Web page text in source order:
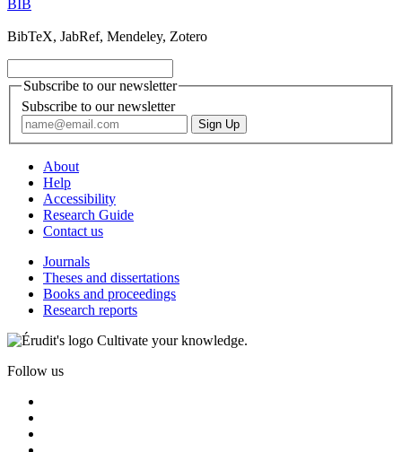
BIB
BibTeX, JabRef, Mendeley, Zotero
Subscribe to our newsletter
Subscribe to our newsletter
About
Help
Accessibility
Research Guide
Contact us
Journals
Theses and dissertations
Books and proceedings
Research reports
Cultivate your knowledge.
Follow us